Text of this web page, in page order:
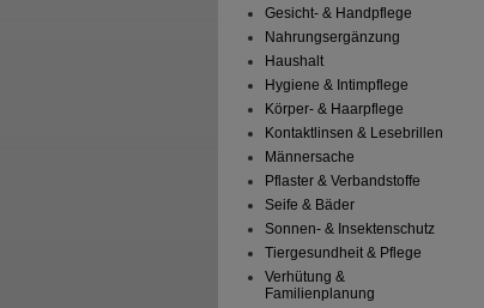
Gesicht- & Handpflege
Nahrungsergänzung
Haushalt
Hygiene & Intimpflege
Körper- & Haarpflege
Kontaktlinsen & Lesebrillen
Männersache
Pflaster & Verbandstoffe
Seife & Bäder
Sonnen- & Insektenschutz
Tiergesundheit & Pflege
Verhütung &
Familienplanung